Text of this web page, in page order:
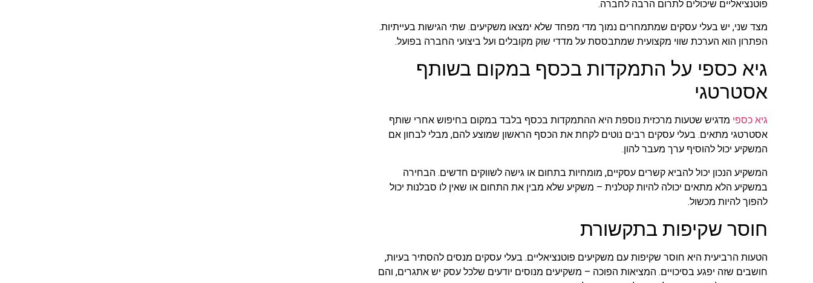
פוטנציאליים שיכולים לתרום הרבה לחברה.
מצד שני, יש בעלי עסקים שמתמחרים נמוך מדי מפחד שלא ימצאו משקיעים. שתי הגישות בעייתיות.
הפתרון הוא הערכת שווי מקצועית שמתבססת על מדדי שוק מקובלים ועל ביצועי החברה בפועל.
גיא כספי על התמקדות בכסף במקום בשותף
אסטרטגי
גיא כספי מדגיש שטעות מרכזית נוספת היא ההתמקדות בכסף בלבד במקום בחיפוש אחרי שותף
אסטרטגי מתאים. בעלי עסקים רבים נוטים לקחת את הכסף הראשון שמוצע להם, מבלי לבחון אם
המשקיע יכול להוסיף ערך מעבר להון.
המשקיע הנכון יכול להביא קשרים עסקיים, מומחיות בתחום או גישה לשווקים חדשים. הבחירה
במשקיע הלא מתאים יכולה להיות קטלנית – משקיע שלא מבין את התחום או שאין לו סבלנות יכול
להפוך להיות מכשול.
חוסר שקיפות בתקשורת
הטעות הרביעית היא חוסר שקיפות עם משקיעים פוטנציאליים. בעלי עסקים מנסים להסתיר בעיות,
חושבים שזה יפגע בסיכויים. המציאות הפוכה – משקיעים מנוסים יודעים שלכל עסק יש אתגרים, והם